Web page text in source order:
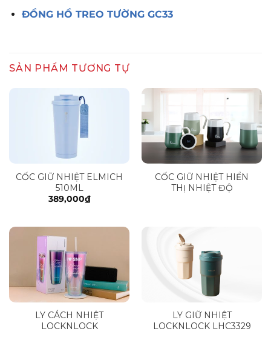
ĐỒNG HỒ TREO TƯỜNG GC33
SẢN PHẨM TƯƠNG TỰ
CỐC GIỮ NHIỆT ELMICH
510ML
389,000₫
CỐC GIỮ NHIỆT HIỂN
THỊ NHIỆT ĐỘ
LY CÁCH NHIỆT
LOCKNLOCK
LY GIỮ NHIỆT
LOCKNLOCK LHC3329